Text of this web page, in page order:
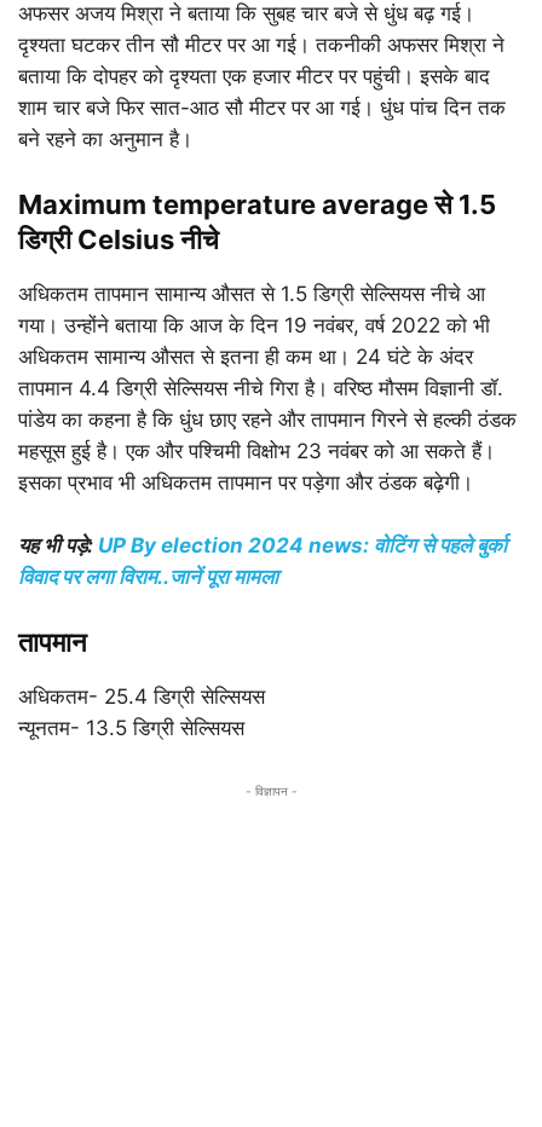
अफसर अजय मिश्रा ने बताया कि सुबह चार बजे से धुंध बढ़ गई।
दृश्यता घटकर तीन सौ मीटर पर आ गई। तकनीकी अफसर मिश्रा ने
बताया कि दोपहर को दृश्यता एक हजार मीटर पर पहुंची। इसके बाद
शाम चार बजे फिर सात-आठ सौ मीटर पर आ गई। धुंध पांच दिन तक
बने रहने का अनुमान है।
Maximum temperature average से 1.5
डिग्री Celsius नीचे
अधिकतम तापमान सामान्य औसत से 1.5 डिग्री सेल्सियस नीचे आ
गया। उन्होंने बताया कि आज के दिन 19 नवंबर, वर्ष 2022 को भी
अधिकतम सामान्य औसत से इतना ही कम था। 24 घंटे के अंदर
तापमान 4.4 डिग्री सेल्सियस नीचे गिरा है। वरिष्ठ मौसम विज्ञानी डॉ.
पांडेय का कहना है कि धुंध छाए रहने और तापमान गिरने से हल्की ठंडक
महसूस हुई है। एक और पश्चिमी विक्षोभ 23 नवंबर को आ सकते हैं।
इसका प्रभाव भी अधिकतम तापमान पर पड़ेगा और ठंडक बढ़ेगी।
यह भी पड़े: UP By election 2024 news: वोटिंग से पहले बुर्का
विवाद पर लगा विराम..जानें पूरा मामला
तापमान
अधिकतम- 25.4 डिग्री सेल्सियस
न्यूनतम- 13.5 डिग्री सेल्सियस
- विज्ञापन -